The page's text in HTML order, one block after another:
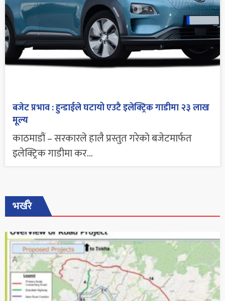
बजेट प्रभाव : हुन्डाईले घटायो एउटै इलेक्ट्रिक गाडीमा २३ लाख
मूल्य
काठमाडौं – सरकारले हालै प्रस्तुत गरेको बजेटमार्फत
इलेक्ट्रिक गाडीमा कर...
भर्खरै